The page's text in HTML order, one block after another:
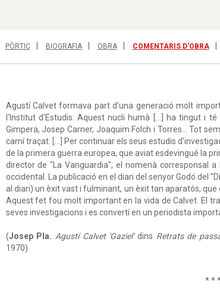
PÒRTIC BIOGRAFIA OBRA COMENTARIS D'OBRA
Agustí Calvet formava part d'una generació molt
l'Institut d'Estudis. Aquest nucli humà […] ha tingut i
Gimpera, Josep Carner, Joaquim Folch i Torres... Tot
camí traçat. […] Per continuar els seus estudis
de la primera guerra europea, que aviat esdevingué la
director de "La Vanguardia", el nomenà corresponsal
occidental. La publicació en el diari del senyor Godó del
al diari) un èxit vast i fulminant, un èxit tan aparatós,
Aquest fet fou molt important en la vida de Calvet. El
seves investigacions i es convertí en un periodista
(Josep Pla. Agustí Calvet 'Gaziel'dins Retrats de
1970)
* *